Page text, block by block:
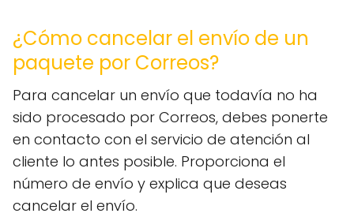
¿Cómo cancelar el envío de un
paquete por Correos?
Para cancelar un envío que todavía no ha
sido procesado por Correos, debes ponerte
en contacto con el servicio de atención al
cliente lo antes posible. Proporciona el
número de envío y explica que deseas
cancelar el envío.